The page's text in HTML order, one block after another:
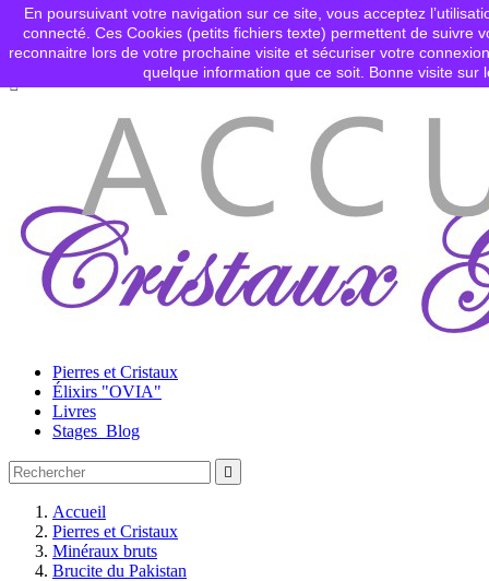
Contactez-nous
Connexion
shopping_cart Panier (0)

Pierres et Cristaux
Élixirs "OVIA"
Livres
Stages_Blog

Accueil
Pierres et Cristaux
Minéraux bruts
Brucite du Pakistan
En poursuivant votre navigation sur ce site, vous acceptez
connecté. Ces Cookies (petits fichiers texte) permettent de suivre
reconnaitre lors de votre prochaine visite et sécuriser votre
quelque information que ce soit. Bonne visite sur